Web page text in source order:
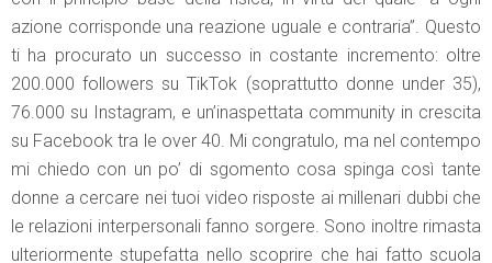
azione corrisponde una reazione uguale e contraria”. Questo
ti ha procurato un successo in costante incremento: oltre
200.000 followers su TikTok (soprattutto donne under 35),
76.000 su Instagram, e un’inaspettata community in crescita
su Facebook tra le over 40. Mi congratulo, ma nel contempo
mi chiedo con un po’ di sgomento cosa spinga così tante
donne a cercare nei tuoi video risposte ai millenari dubbi che
le relazioni interpersonali fanno sorgere. Sono inoltre rimasta
ulteriormente stupefatta nello scoprire che hai fatto scuola